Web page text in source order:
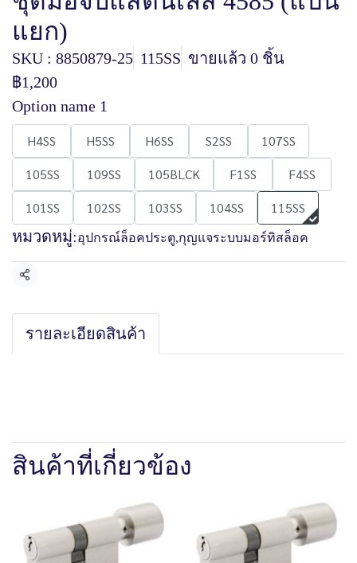
แยก)
SKU : 8850879-25 115SS ขายแล้ว 0 ชิ้น
฿1,200
Option name 1
H4SS H5SS H6SS S2SS
107SS
105SS
109SS 105BLCK F1SS
F4SS
101SS
102SS 103SS 104SS 115SS
หมวดหมู่:อุปกรณ์ล็อคประตู,กุญแจระบบมอร์ทิสล็อค
แชร์
รายละเอียดสินค้า
สินค้าที่เกี่ยวข้อง